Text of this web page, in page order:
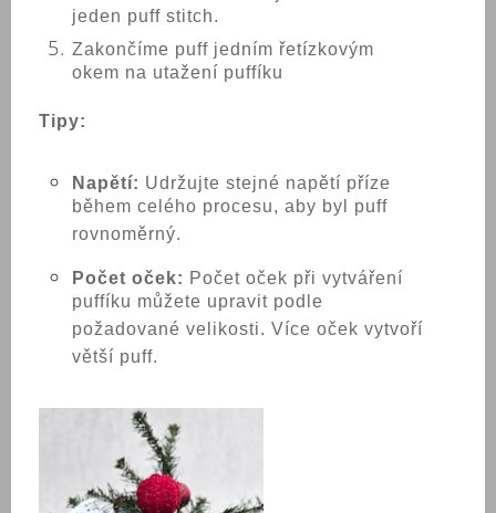
jeden puff stitch.
Zakončíme puff jedním řetízkovým
okem na utažení puffíku
Tipy:
Napětí: Udržujte stejné napětí příze
během celého procesu, aby byl puff
rovnoměrný.
Počet oček: Počet oček při vytváření
puffíku můžete upravit podle
požadované velikosti. Více oček vytvoří
větší puff.